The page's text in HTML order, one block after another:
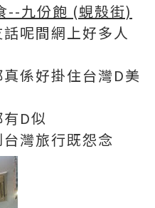
九份飽 (蜆殼街)
呢間網上好多人
係好掛住台灣D美
D似
灣旅行既怨念